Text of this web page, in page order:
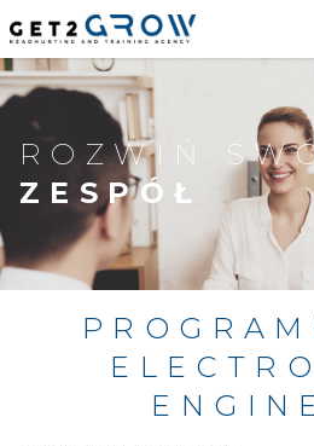
Skip
to
content
OFERTY
O NAS
ROZWIŃ
ZESPÓŁ